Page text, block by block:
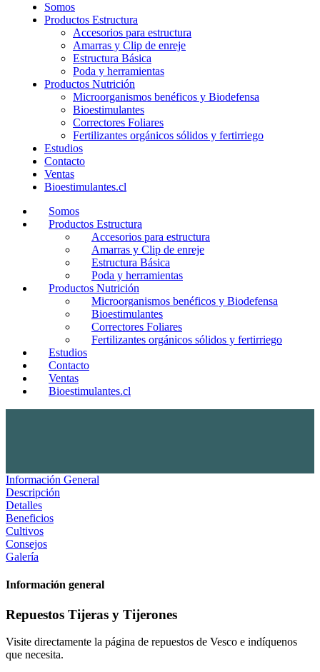
Somos
Productos Estructura
Accesorios para estructura
Amarras y Clip de enreje
Estructura Básica
Poda y herramientas
Productos Nutrición
Microorganismos benéficos y Biodefensa
Bioestimulantes
Correctores Foliares
Fertilizantes orgánicos sólidos y fertirriego
Estudios
Contacto
Ventas
Bioestimulantes.cl
Somos
Productos Estructura
Accesorios para estructura
Amarras y Clip de enreje
Estructura Básica
Poda y herramientas
Productos Nutrición
Microorganismos benéficos y Biodefensa
Bioestimulantes
Correctores Foliares
Fertilizantes orgánicos sólidos y fertirriego
Estudios
Contacto
Ventas
Bioestimulantes.cl
Información General
Descripción
Detalles
Beneficios
Cultivos
Consejos
Galería
Información general
Repuestos Tijeras y Tijerones
Visite directamente la página de repuestos de Vesco e indíquenos
que necesita.